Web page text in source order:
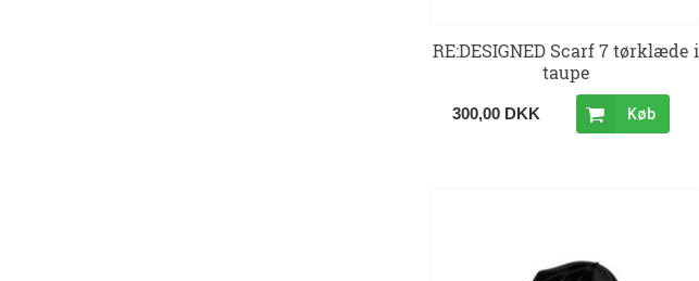
RE:DESIGNED Scarf 7 tørklæde i
taupe
300,00 DKK Køb